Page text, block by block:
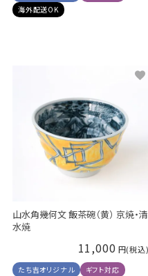
海外配送OK
山水角幾何文 飯茶碗（黄） 京焼・清
水焼
11,000
たち吉オリジナル
ギフト対応